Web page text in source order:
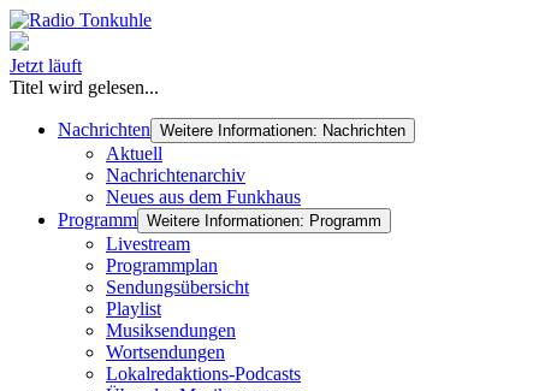
Jetzt läuft
Titel wird gelesen...
Nachrichten Weitere Informationen: Nachrichten
Aktuell
Nachrichtenarchiv
Neues aus dem Funkhaus
Programm Weitere Informationen: Programm
Livestream
Programmplan
Sendungsübersicht
Playlist
Musiksendungen
Wortsendungen
Lokalredaktions-Podcasts